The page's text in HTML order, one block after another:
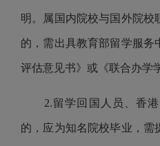
明。属国内院校与国外院校
的，需出具教育部留学服务
评估意见书》或《联合办学
2.留学回国人员、香
的，应为知名院校毕业，需